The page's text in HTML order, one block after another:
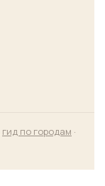
гид по городам ·